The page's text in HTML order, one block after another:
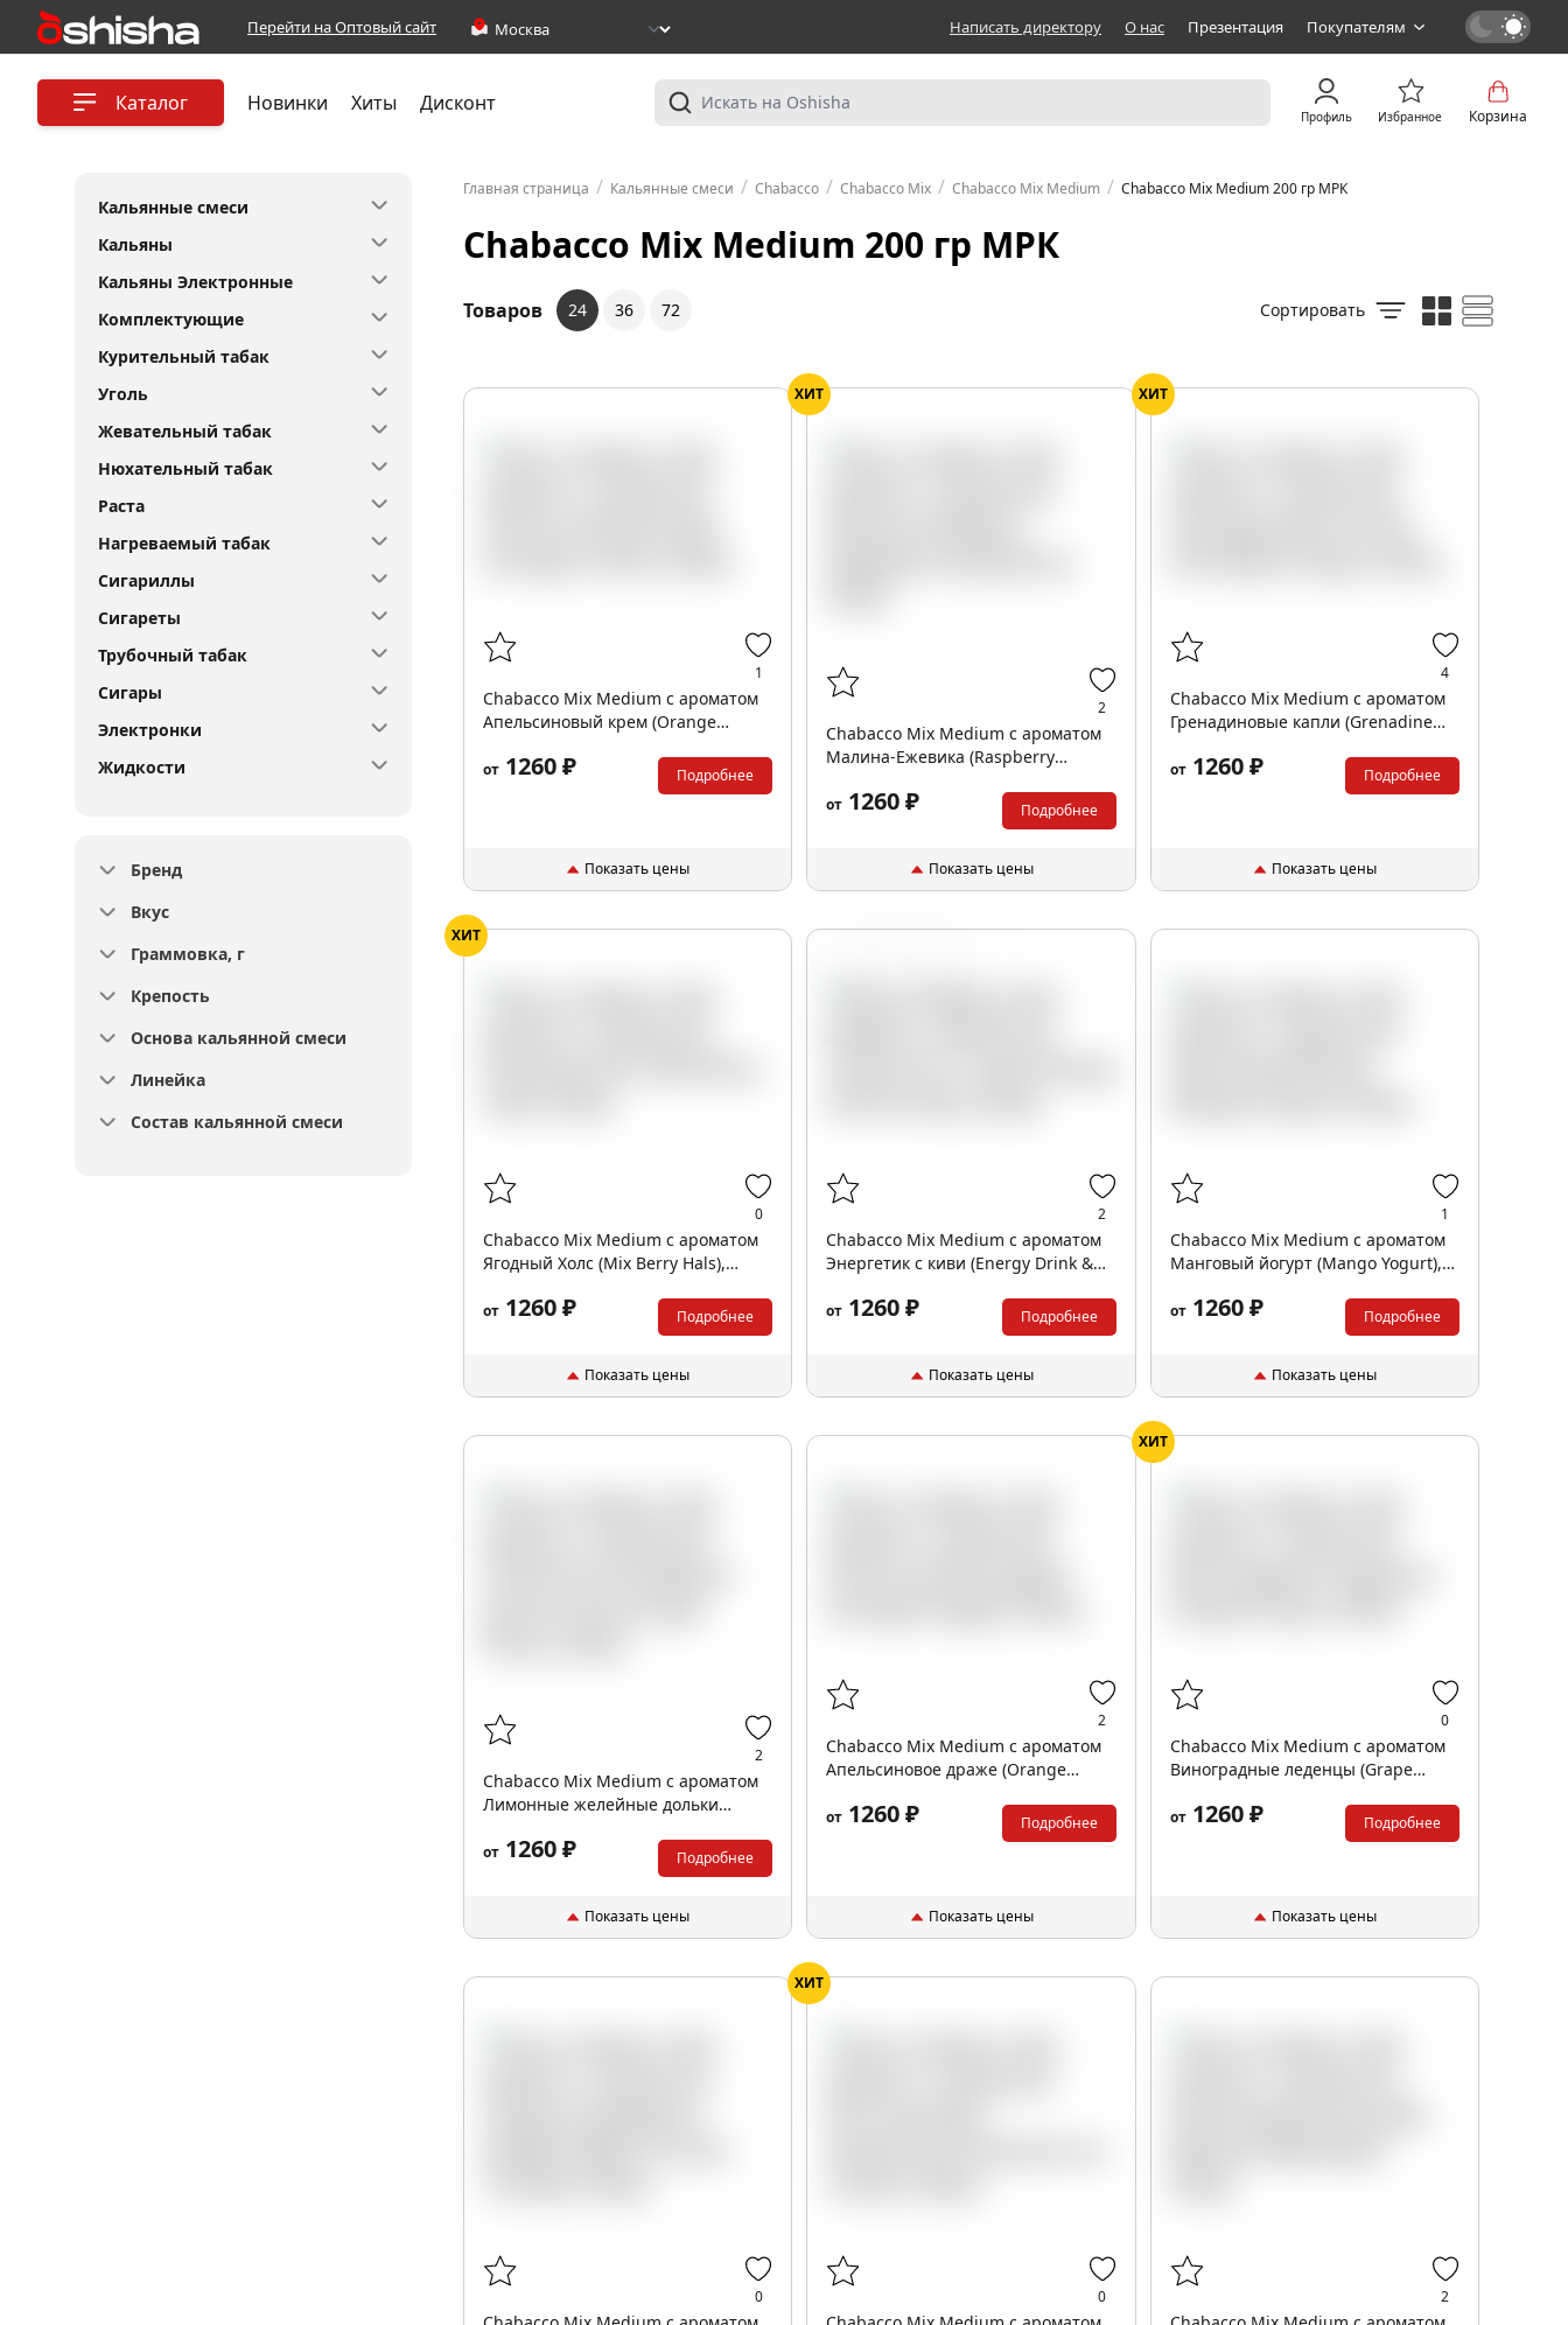
Перейти на Оптовый сайт Написать директору О нас Презентация Покупателям
Каталог Новинки Хиты Дисконт
Профиль Избранное Корзина
Кальянные смеси
Кальяны
Кальяны Электронные
Комплектующие
Курительный табак
Уголь
Жевательный табак
Нюхательный табак
Раста
Нагреваемый табак
Сигариллы
Сигареты
Трубочный табак
Сигары
Электронки
Жидкости
Бренд
Вкус
Граммовка, г
Крепость
Основа кальянной смеси
Линейка
Состав кальянной смеси
Главная страница / Кальянные смеси / Chabacco / Chabacco Mix / Chabacco Mix Medium / Chabacco Mix Medium 200 гр МРК
Chabacco Mix Medium 200 гр МРК
Товаров 24 36 72 Сортировать
1
Chabacco Mix Medium с ароматом
Апельсиновый крем (Orange
от 1260 ₽ Подробнее
Показать цены
ХИТ
2
Chabacco Mix Medium с ароматом
Малина-Ежевика (Raspberry
от 1260 ₽ Подробнее
Показать цены
ХИТ
4
Chabacco Mix Medium с ароматом
Гренадиновые капли (Grenadine
от1260 ₽ Подробнее
Показать цены
ХИТ
0
Chabacco Mix Medium с ароматом
Ягодный Холс (Mix Berry Hals),
от 1260 ₽ Подробнее
Показать цены
2
Chabacco Mix Medium с ароматом
Энергетик с киви (Energy Drink &
от 1260 ₽ Подробнее
Показать цены
1
Chabacco Mix Medium с ароматом
Манговый йогурт (Mango Yogurt),
от1260 ₽ Подробнее
Показать цены
2
Chabacco Mix Medium с ароматом
Лимонные желейные дольки
от 1260 ₽ Подробнее
Показать цены
2
Chabacco Mix Medium с ароматом
Апельсиновое драже (Orange
от 1260 ₽ Подробнее
Показать цены
ХИТ
0
Chabacco Mix Medium с ароматом
Виноградные леденцы (Grape
от1260 ₽ Подробнее
Показать цены
0
ХИТ
0 2